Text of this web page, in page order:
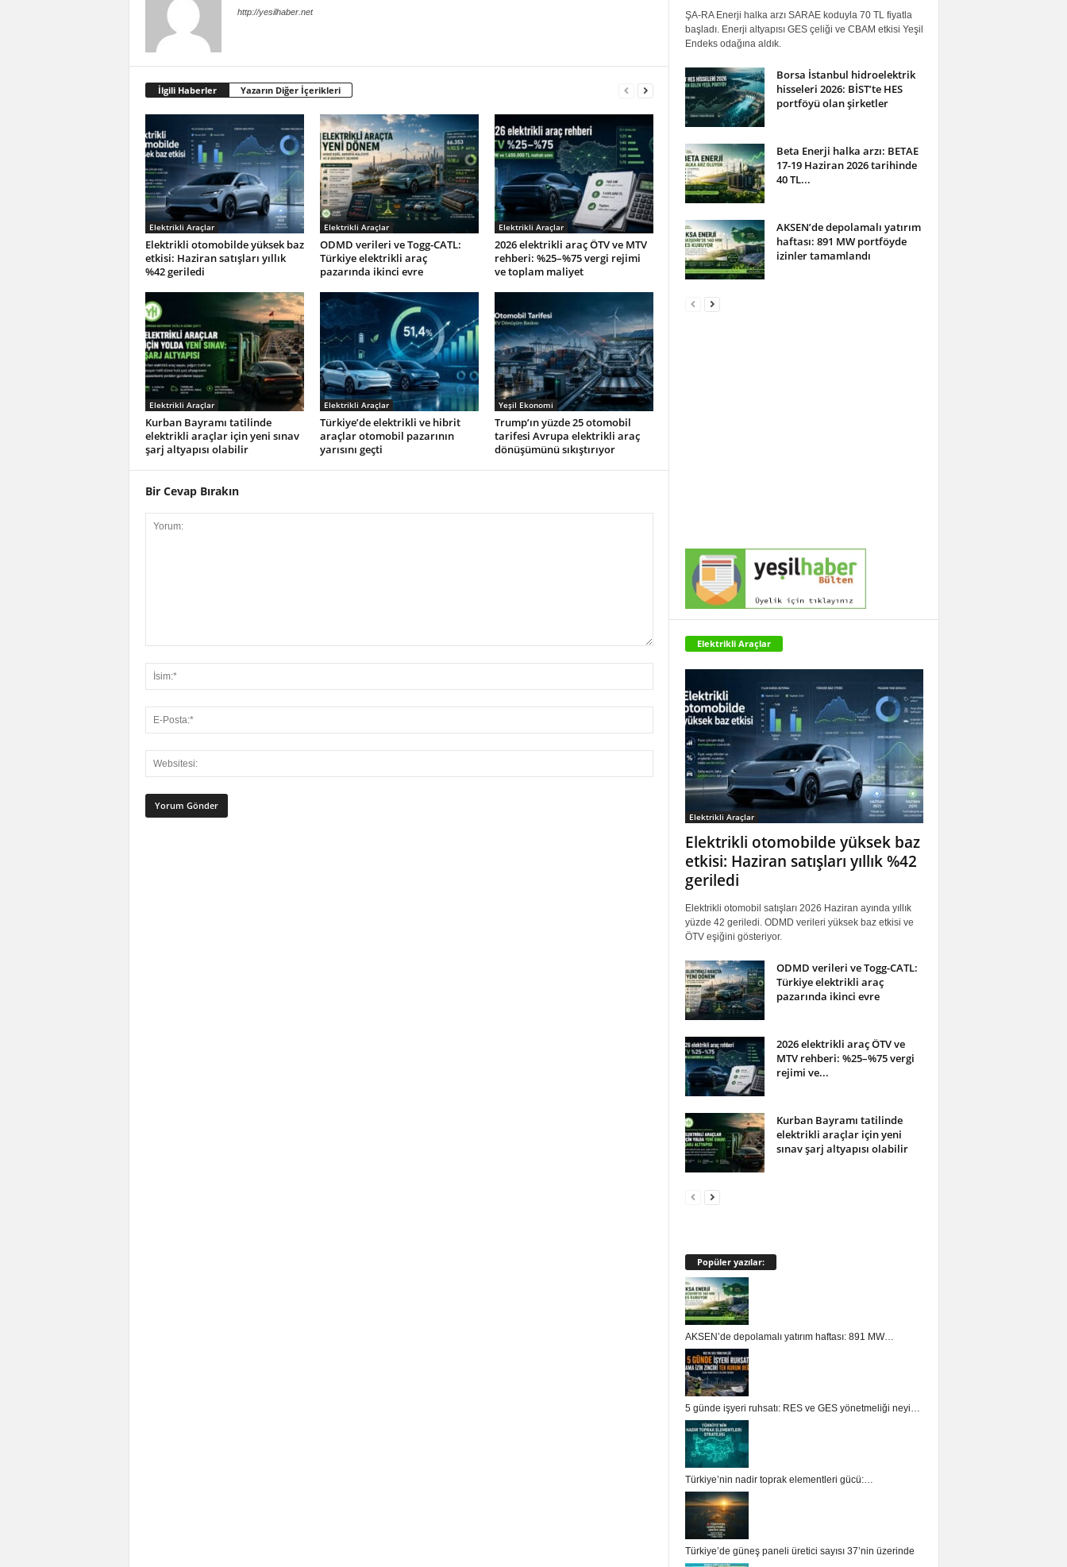
http://yesilhaber.net
İlgili Haberler Yazarın Diğer İçerikleri
Elektrikli Araçlar
Elektrikli otomobilde yüksek baz
etkisi: Haziran satışları yıllık
%42 geriledi
Elektrikli Araçlar
ODMD verileri ve Togg-CATL:
Türkiye elektrikli araç
pazarında ikinci evre
Elektrikli Araçlar
2026 elektrikli araç ÖTV ve MTV
rehberi: %25–%75 vergi rejimi
ve toplam maliyet
Elektrikli Araçlar
Kurban Bayramı tatilinde
elektrikli araçlar için yeni sınav
şarj altyapısı olabilir
Elektrikli Araçlar
Türkiye’de elektrikli ve hibrit
araçlar otomobil pazarının
yarısını geçti
Yeşil Ekonomi
Trump’ın yüzde 25 otomobil
tarifesi Avrupa elektrikli araç
dönüşümünü sıkıştırıyor
Bir Cevap Bırakın
ŞA-RA Enerji halka arzı SARAE koduyla 70 TL fiyatla
başladı. Enerji altyapısı GES çeliği ve CBAM etkisi Yeşil
Endeks odağına aldık.
Borsa İstanbul hidroelektrik
hisseleri 2026: BİST’te HES
portföyü olan şirketler
Beta Enerji halka arzı: BETAE
17-19 Haziran 2026 tarihinde
40 TL...
AKSEN’de depolamalı yatırım
haftası: 891 MW portföyde
izinler tamamlandı
Elektrikli Araçlar
Elektrikli Araçlar
Elektrikli otomobilde yüksek baz
etkisi: Haziran satışları yıllık %42
geriledi
Elektrikli otomobil satışları 2026 Haziran ayında yıllık
yüzde 42 geriledi. ODMD verileri yüksek baz etkisi ve
ÖTV eşiğini gösteriyor.
ODMD verileri ve Togg-CATL:
Türkiye elektrikli araç
pazarında ikinci evre
2026 elektrikli araç ÖTV ve
MTV rehberi: %25–%75 vergi
rejimi ve...
Kurban Bayramı tatilinde
elektrikli araçlar için yeni
sınav şarj altyapısı olabilir
Popüler yazılar:
AKSEN’de depolamalı yatırım haftası: 891 MW…
5 günde işyeri ruhsatı: RES ve GES yönetmeliği neyi…
Türkiye’nin nadir toprak elementleri gücü:…
Türkiye’de güneş paneli üretici sayısı 37’nin üzerinde